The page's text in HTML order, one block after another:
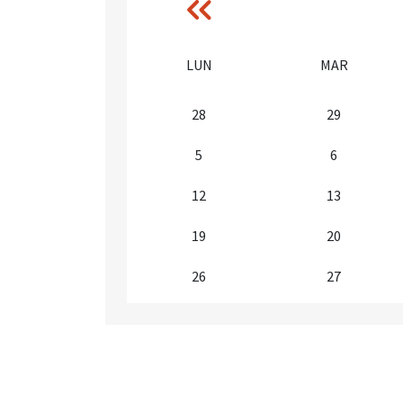
LUN MAR
28 29
5 6
12 13
19 20
26 27